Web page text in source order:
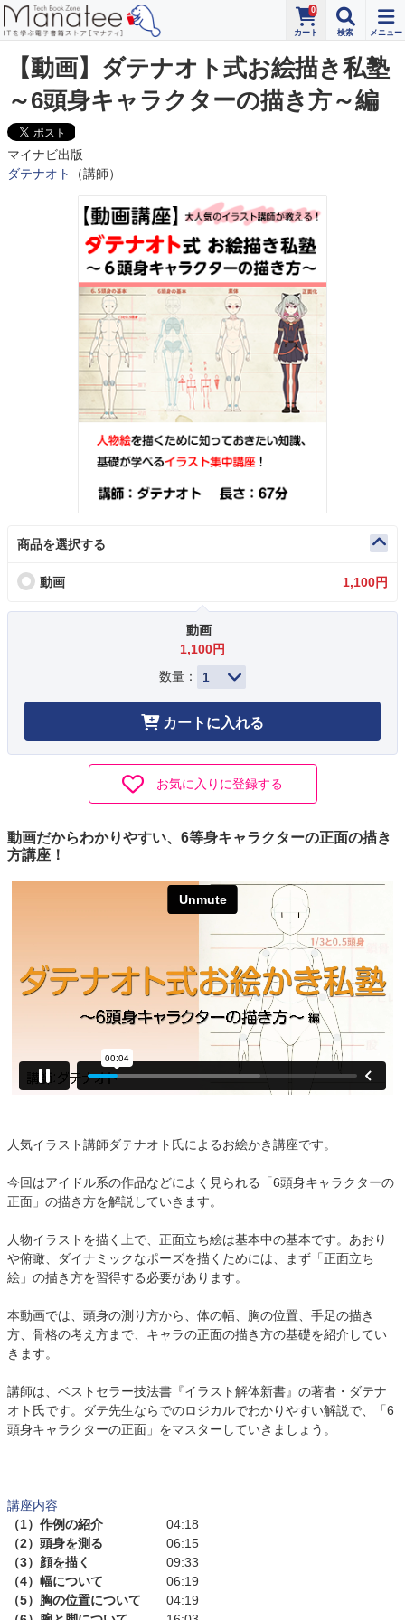
0
【動画】ダテナオト式お絵描き私塾
～6頭身キャラクターの描き方～編
マイナビ出版
ダテナオト
（講師）
商品を選択する
動画 1,100円
動画
1,100円
数量：
カートに入れる
お気に入りに登録する
動画だからわかりやすい、6等身キャラクターの正面の描き
方講座！
人気イラスト講師ダテナオト氏によるお絵かき講座です。
今回はアイドル系の作品などによく見られる「6頭身キャラクターの
正面」の描き方を解説していきます。
人物イラストを描く上で、正面立ち絵は基本中の基本です。あおり
や俯瞰、ダイナミックなポーズを描くためには、まず「正面立ち
絵」の描き方を習得する必要があります。
本動画では、頭身の測り方から、体の幅、胸の位置、手足の描き
方、骨格の考え方まで、キャラの正面の描き方の基礎を紹介してい
きます。
講師は、ベストセラー技法書『イラスト解体新書』の著者・ダテナ
オト氏です。ダテ先生ならでのロジカルでわかりやすい解説で、「6
頭身キャラクターの正面」をマスターしていきましょう。
講座内容
（1）作例の紹介 04:18
（2）頭身を測る 06:15
（3）顔を描く
09:33
（4）幅について 06:19
（5）胸の位置について 04:19